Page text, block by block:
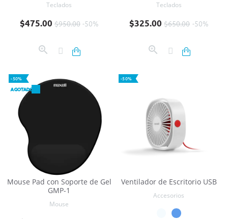
Teclados
Precio base$950.00 -50%
Precio
$475.00
Teclados
Precio base$650.00 -50%
Precio
$325.00
-50%
AGOTADO
Mouse Pad con Soporte de Gel
GMP-1
Mouse
-50%
Ventilador de Escritorio USB
Accesorios